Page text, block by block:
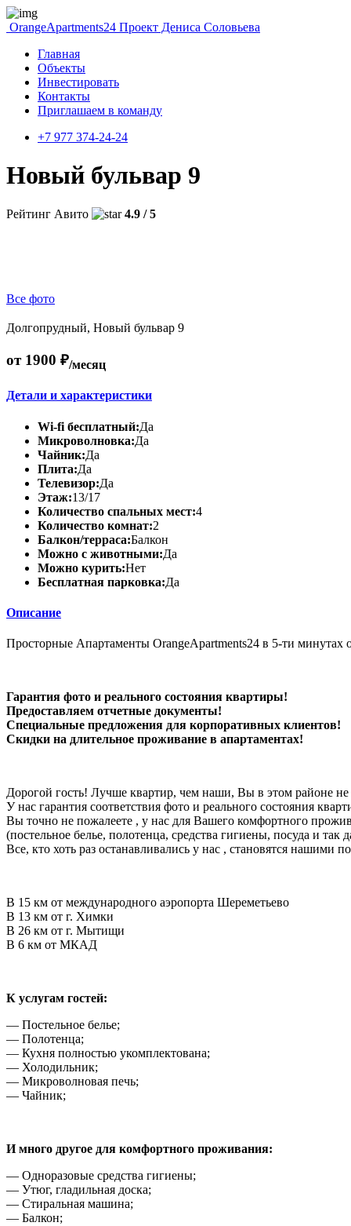
OrangeApartments24 Проект Дениса Соловьева
Главная
Объекты
Инвестировать
Контакты
Приглашаем в команду
+7 977 374-24-24
Новый бульвар 9
Рейтинг Авито 4.9 / 5
Все фото
Долгопрудный, Новый бульвар 9
от 1900 ₽/месяц
Детали и характеристики
Wi-fi бесплатный:Да
Микроволновка:Да
Чайник:Да
Плита:Да
Телевизор:Да
Этаж:13/17
Количество спальных мест:4
Количество комнат:2
Балкон/терраса:Балкон
Можно с животными:Да
Можно курить:Нет
Бесплатная парковка:Да
Описание
Просторные Апартаменты OrangeApartments24 в 5-ти
Гарантия фото и реального состояния квартиры!
Предоставляем отчетные документы!
Специальные предложения для корпоративных клиентов!
Скидки на длительное проживание в апартаментах!
Дорогой гость! Лучше квартир, чем наши, Вы в этом районе не
У нас гарантия соответствия фото и реального состояния
Вы точно не пожалеете , у нас для Вашего комфортного
(постельное белье, полотенца, средства гигиены, посуда и так
Все, кто хоть раз останавливались у нас , становятся нашими
В 15 км от международного аэропорта Шереметьево
В 13 км от г. Химки
В 26 км от г. Мытищи
В 6 км от МКАД
К услугам гостей:
— Постельное белье;
— Полотенца;
— Кухня полностью укомплектована;
— Холодильник;
— Микроволновая печь;
— Чайник;
И много другое для комфортного проживания:
— Одноразовые средства гигиены;
— Утюг, гладильная доска;
— Стиральная машина;
— Балкон;